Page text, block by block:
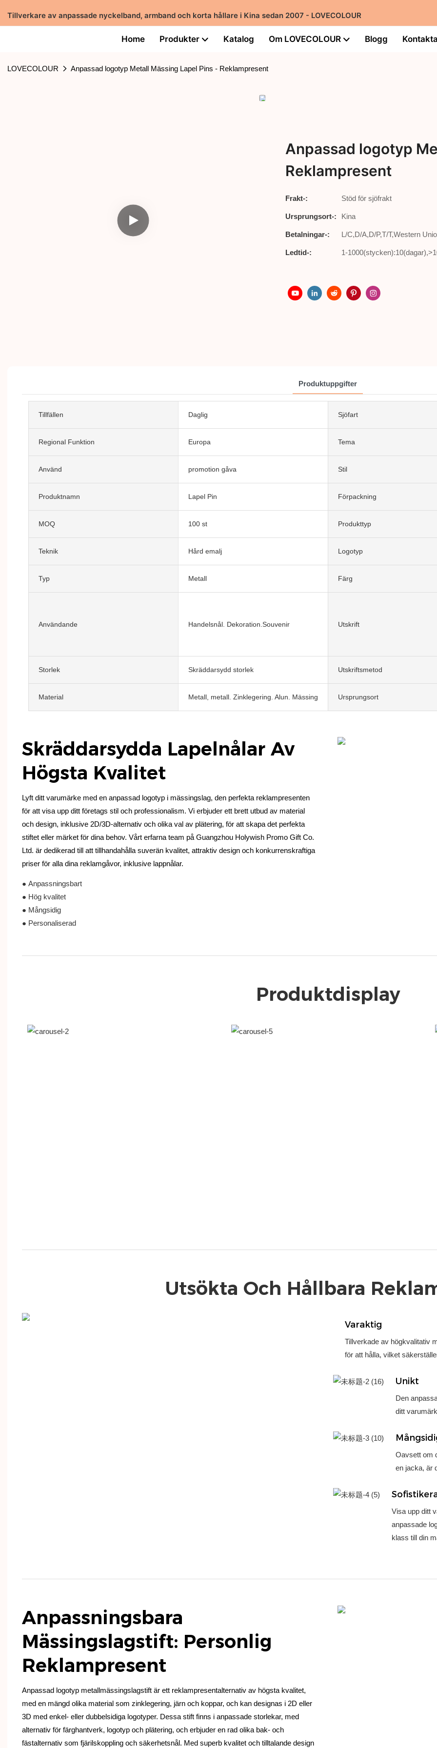
Tillverkare av anpassade nyckelband, armband och korta hållare i Kina sedan 2007 - LOVECOLOUR
Home Produkter Katalog Om LOVECOLOUR Blogg
LOVECOLOUR Anpassad logotyp Metall Mässing Lapel Pins - Reklampresent
Anpassad logotyp
Reklampresent
Frakt-: Stöd för sjöfrakt
Ursprungsort-: Kina
Betalningar-: L/C,D/A,D/P,T/T,Western
Ledtid-: 1-
Produktuppgifter
Tillfällen Daglig Sjöfart
Regional Funktion Europa Tema
Använd promotion gåva Stil
Produktnamn Lapel Pin Förpackning
MOQ 100 st Produkttyp
Teknik Hård emalj Logotyp
Typ Metall Färg
Användande Handelsnål. Dekoration.Souvenir Utskrift
Storlek Skräddarsydd storlek Utskriftsmetod
Material Metall, metall. Zinklegering. Alun. Mässing Ursprungsort
Skräddarsydda Lapelnålar Av
Högsta Kvalitet
Lyft ditt varumärke med en anpassad logotyp i mässingslag, den perfekta reklampresenten
för att visa upp ditt företags stil och professionalism. Vi erbjuder ett brett utbud av material
och design, inklusive 2D/3D-alternativ och olika val av plätering, för att skapa det perfekta
stiftet eller märket för dina behov. Vårt erfarna team på Guangzhou Holywish Promo Gift Co.
Ltd. är dedikerad till att tillhandahålla suverän kvalitet, attraktiv design och konkurrenskraftiga
priser för alla dina reklamgåvor, inklusive lappnålar.
● Anpassningsbart
● Hög kvalitet
● Mångsidig
● Personaliserad
Produktdisplay
Utsökta Och Hållbara
Varaktig
Tillverkade av högkvalitativ
för att hålla, vilket
Unikt
Den
ditt
Oavsett om
en jacka, är
Visa upp ditt
anpassade
klass till din
Anpassningsbara
Mässingslagstift: Personlig
Reklampresent
Anpassad logotyp metallmässingslagstift är ett reklampresentalternativ av högsta kvalitet,
med en mängd olika material som zinklegering, järn och koppar, och kan designas i 2D eller
3D med enkel- eller dubbelsidiga logotyper. Dessa stift finns i anpassade storlekar, med
alternativ för färghantverk, logotyp och plätering, och erbjuder en rad olika bak- och
fästalternativ som fjärilskoppling och säkerhetsnål. Med superb kvalitet och tilltalande design